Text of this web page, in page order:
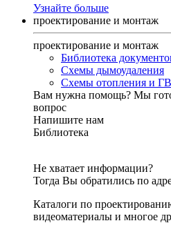
Узнайте больше
проектирование и монтаж
проектирование и монтаж
Библиотека
Схемы дымоудаления
Схемы отопления и
Вам нужна помощь? Мы
вопрос
Напишите нам
Библиотека
Не хватает информации?
Тогда Вы обратились по
Каталоги по
видеоматериалы и многое